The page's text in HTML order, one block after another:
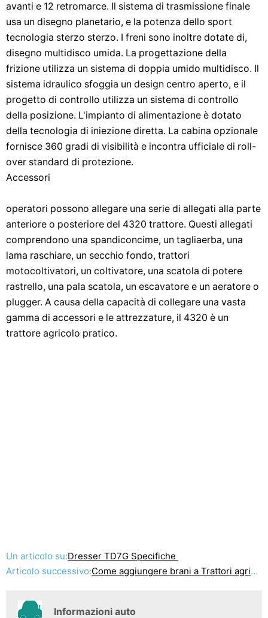
avanti e 12 retromarce. Il sistema di trasmissione finale
usa un disegno planetario, e la potenza dello sport
tecnologia sterzo sterzo. I freni sono inoltre dotate di,
disegno multidisco umida. La progettazione della
frizione utilizza un sistema di doppia umido multidisco. Il
sistema idraulico sfoggia un design centro aperto, e il
progetto di controllo utilizza un sistema di controllo
della posizione. L'impianto di alimentazione è dotato
della tecnologia di iniezione diretta. La cabina opzionale
fornisce 360 ​​gradi di visibilità e incontra ufficiale di roll-
over standard di protezione.
Accessori
operatori possono allegare una serie di allegati alla parte
anteriore o posteriore del 4320 trattore. Questi allegati
comprendono una spandiconcime, un tagliaerba, una
lama raschiare, un secchio fondo, trattori
motocoltivatori, un coltivatore, una scatola di potere
rastrello, una pala scatola, un escavatore e un aeratore o
plugger. A causa della capacità di collegare una vasta
gamma di accessori e le attrezzature, il 4320 è un
trattore agricolo pratico.
Un articolo su:Dresser TD7G Specifiche
Articolo successivo:Come aggiungere brani a Trattori agricoli
Informazioni auto